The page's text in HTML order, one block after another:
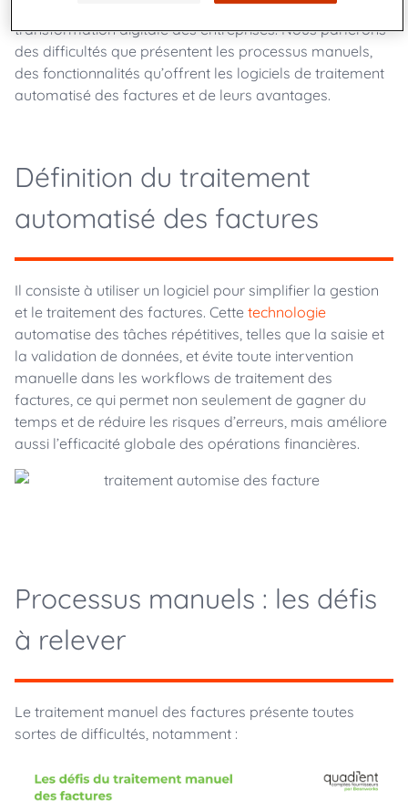
logiciels de traitement automatisé des factures sur la
transformation digitale des entreprises. Nous parlerons
des difficultés que présentent les processus manuels,
des fonctionnalités qu’offrent les logiciels de traitement
automatisé des factures et de leurs avantages.
Définition du traitement
automatisé des factures
Il consiste à utiliser un logiciel pour simplifier la gestion
et le traitement des factures. Cette technologie
automatise des tâches répétitives, telles que la saisie et
la validation de données, et évite toute intervention
manuelle dans les workflows de traitement des
factures, ce qui permet non seulement de gagner du
temps et de réduire les risques d’erreurs, mais améliore
aussi l’efficacité globale des opérations financières.
Processus manuels : les défis
à relever
Le traitement manuel des factures présente toutes
sortes de difficultés, notamment :